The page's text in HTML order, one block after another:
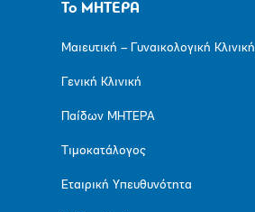
Το ΜΗΤΕΡΑ
Μαιευτική – Γυναικολογική Κλινική
Γενική Κλινική
Παίδων ΜΗΤΕΡΑ
Τιμοκατάλογος
Εταιρική Υπευθυνότητα